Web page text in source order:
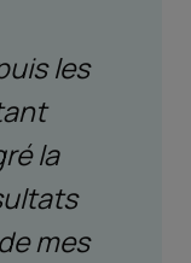
les
la
mes